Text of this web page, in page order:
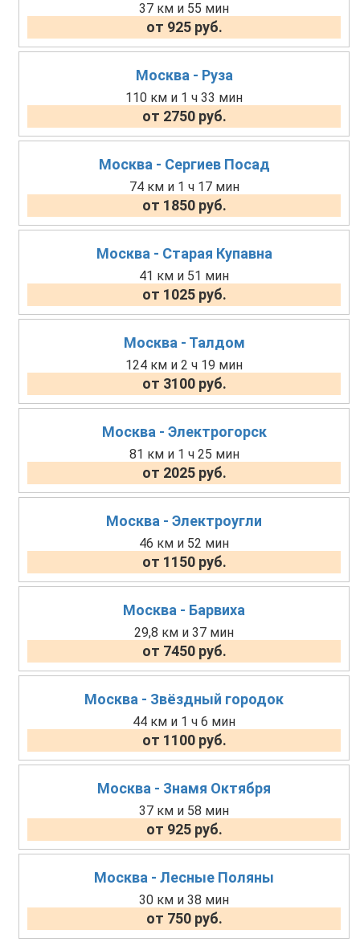
37 км и 55 мин
от 925 руб.
Москва - Руза
110 км и 1 ч 33 мин
от 2750 руб.
Москва - Сергиев Посад
74 км и 1 ч 17 мин
от 1850 руб.
Москва - Старая Купавна
41 км и 51 мин
от 1025 руб.
Москва - Талдом
124 км и 2 ч 19 мин
от 3100 руб.
Москва - Электрогорск
81 км и 1 ч 25 мин
от 2025 руб.
Москва - Электроугли
46 км и 52 мин
от 1150 руб.
Москва - Барвиха
29,8 км и 37 мин
от 7450 руб.
Москва - Звёздный городок
44 км и 1 ч 6 мин
от 1100 руб.
Москва - Знамя Октября
37 км и 58 мин
от 925 руб.
Москва - Лесные Поляны
30 км и 38 мин
от 750 руб.